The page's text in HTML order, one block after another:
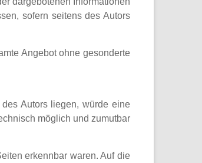
sofern seitens des Autors
Angebot ohne gesonderte
Autors liegen, würde eine
möglich und zumutbar
erkennbar waren. Auf die